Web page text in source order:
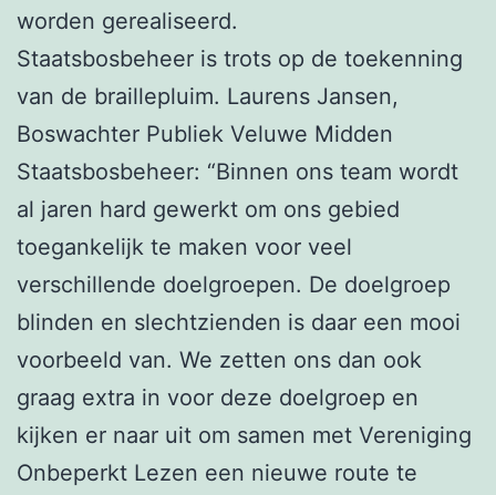
worden gerealiseerd.
Staatsbosbeheer is trots op de toekenning
van de braillepluim. Laurens Jansen,
Boswachter Publiek Veluwe Midden
Staatsbosbeheer: “Binnen ons team wordt
al jaren hard gewerkt om ons gebied
toegankelijk te maken voor veel
verschillende doelgroepen. De doelgroep
blinden en slechtzienden is daar een mooi
voorbeeld van. We zetten ons dan ook
graag extra in voor deze doelgroep en
kijken er naar uit om samen met Vereniging
Onbeperkt Lezen een nieuwe route te